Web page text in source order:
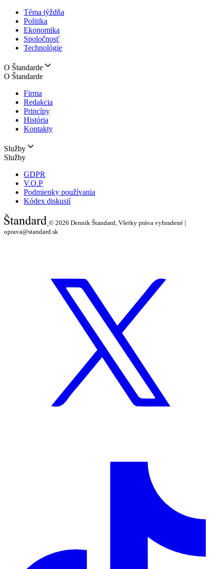
Téma týždňa
Politika
Ekonomika
Spoločnosť
Technológie
O Štandarde
O Štandarde
Firma
Redakcia
Princípy
História
Kontakty
Služby
Služby
GDPR
V.O.P
Podmienky používania
Kódex diskusií
© 2026 Denník Štandard, Všetky práva vyhradené |
oprava@standard.sk